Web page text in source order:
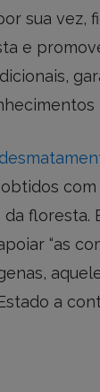
sua vez,
e
floresta.
“as
a